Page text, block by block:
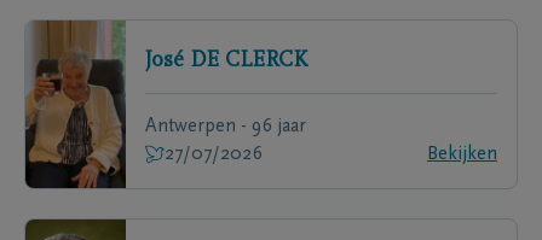
José DE CLERCK
Antwerpen - 96 jaar
27/07/2026
Bekijken